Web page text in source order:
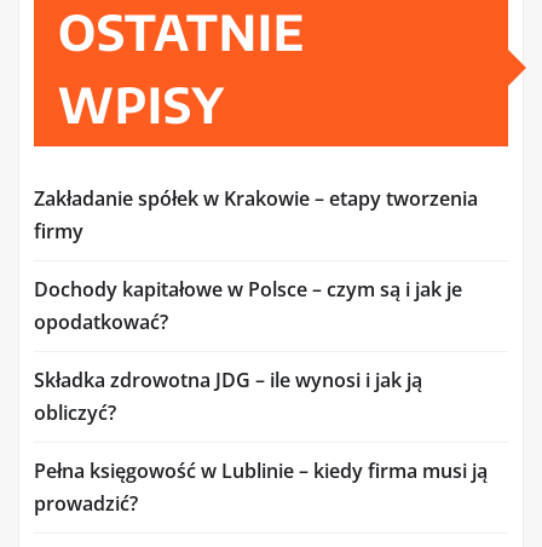
OSTATNIE
WPISY
Zakładanie spółek w Krakowie – etapy tworzenia
firmy
Dochody kapitałowe w Polsce – czym są i jak je
opodatkować?
Składka zdrowotna JDG – ile wynosi i jak ją
obliczyć?
Pełna księgowość w Lublinie – kiedy firma musi ją
prowadzić?